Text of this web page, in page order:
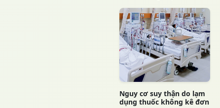
Nguy cơ suy thận do lạm
dụng thuốc không kê đơn